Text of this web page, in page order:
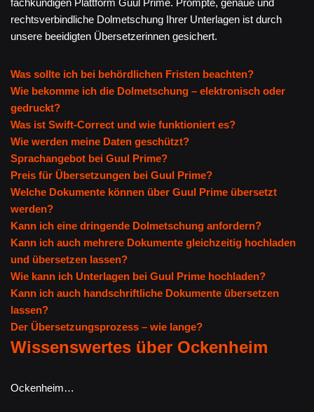
fachkundigen Plattform Guul Prime. Prompte, genaue und
rechtsverbindliche Dolmetschung Ihrer Unterlagen ist durch
unsere beeidigten Übersetzerinnen gesichert.
Was sollte ich bei behördlichen Fristen beachten?
Wie bekomme ich die Dolmetschung – elektronisch oder
gedruckt?
Was ist Swift-Correct und wie funktioniert es?
Wie werden meine Daten geschützt?
Sprachangebot bei Guul Prime?
Preis für Übersetzungen bei Guul Prime?
Welche Dokumente können über Guul Prime übersetzt
werden?
Kann ich eine dringende Dolmetschung anfordern?
Kann ich auch mehrere Dokumente gleichzeitig hochladen
und übersetzen lassen?
Wie kann ich Unterlagen bei Guul Prime hochladen?
Kann ich auch handschriftliche Dokumente übersetzen
lassen?
Der Übersetzungsprozess – wie lange?
Wissenswertes über Ockenheim
Ockenheim…